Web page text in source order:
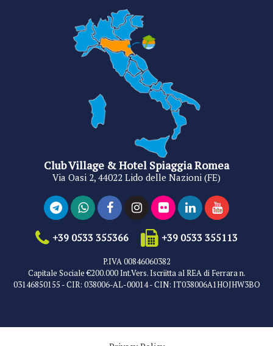
Club Village & Hotel Spiaggia Romea
Via Oasi 2, 44022 Lido delle Nazioni (FE)
+39 0533 355366 +39 0533 355113
P.IVA 00846060382
Capitale Sociale €200.000 Int.Vers. Iscriitta al REA di Ferrara n.
03146850155 - CIR: 038006-AL-00014 - CIN: IT038006A1HOJHW3BO